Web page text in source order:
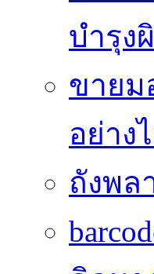
บำรุง
ขายม
อย่าง
ถังพล